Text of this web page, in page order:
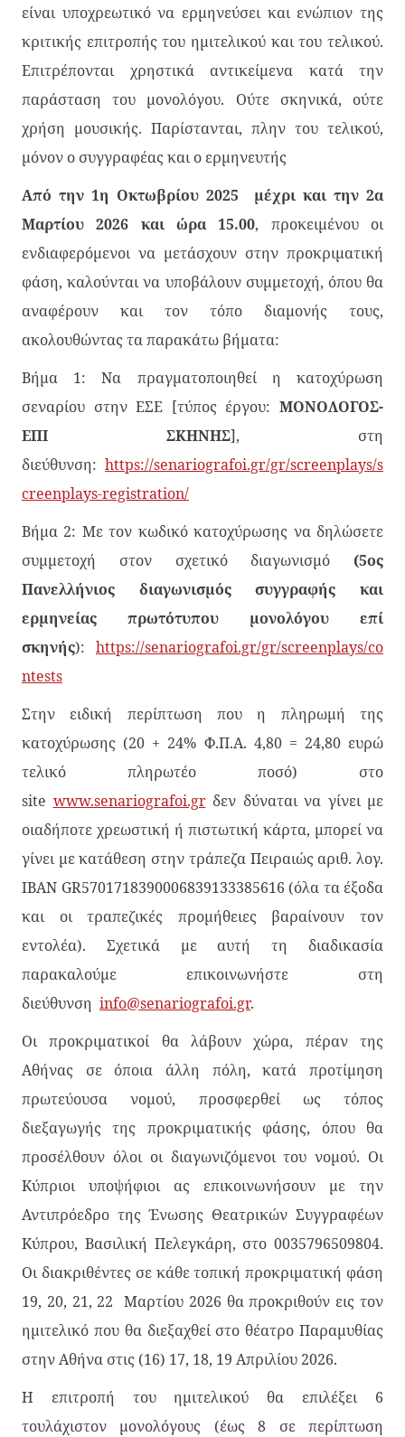
είναι υποχρεωτικό να ερμηνεύσει και ενώπιον της
κριτικής επιτροπής του ημιτελικού και του τελικού.
Επιτρέπονται χρηστικά αντικείμενα κατά την
παράσταση του μονολόγου. Ούτε σκηνικά, ούτε
χρήση μουσικής. Παρίστανται, πλην του τελικού,
μόνον ο συγγραφέας και ο ερμηνευτής
Από την 1η Οκτωβρίου 2025 μέχρι και την 2α
Μαρτίου 2026 και ώρα 15.00, προκειμένου οι
ενδιαφερόμενοι να μετάσχουν στην προκριματική
φάση, καλούνται να υποβάλουν συμμετοχή, όπου θα
αναφέρουν και τον τόπο διαμονής τους,
ακολουθώντας τα παρακάτω βήματα:
Βήμα 1: Να πραγματοποιηθεί η κατοχύρωση
σεναρίου στην ΕΣΕ [τύπος έργου: ΜΟΝΟΛΟΓΟΣ-
ΕΠΙ ΣΚΗΝΗΣ], στη
διεύθυνση: https://senariografoi.gr/gr/screenplays/s
creenplays-registration/
Βήμα 2: Με τον κωδικό κατοχύρωσης να δηλώσετε
συμμετοχή στον σχετικό διαγωνισμό (5ος
Πανελλήνιος διαγωνισμός συγγραφής και
ερμηνείας πρωτότυπου μονολόγου επί
σκηνής): https://senariografoi.gr/gr/screenplays/co
ntests
Στην ειδική περίπτωση που η πληρωμή της
κατοχύρωσης (20 + 24% Φ.Π.Α. 4,80 = 24,80 ευρώ
τελικό πληρωτέο ποσό) στο
site www.senariografoi.grδεν δύναται να γίνει με
οιαδήποτε χρεωστική ή πιστωτική κάρτα, μπορεί να
γίνει με κατάθεση στην τράπεζα Πειραιώς αριθ. λογ.
IBAN GR5701718390006839133385616 (όλα τα έξοδα
και οι τραπεζικές προμήθειες βαραίνουν τον
εντολέα). Σχετικά με αυτή τη διαδικασία
παρακαλούμε επικοινωνήστε στη
διεύθυνση info@senariografoi.gr.
Οι προκριματικοί θα λάβουν χώρα, πέραν της
Αθήνας σε όποια άλλη πόλη, κατά προτίμηση
πρωτεύουσα νομού, προσφερθεί ως τόπος
διεξαγωγής της προκριματικής φάσης, όπου θα
προσέλθουν όλοι οι διαγωνιζόμενοι του νομού. Οι
Κύπριοι υποψήφιοι ας επικοινωνήσουν με την
Αντιπρόεδρο της Ένωσης Θεατρικών Συγγραφέων
Κύπρου, Βασιλική Πελεγκάρη, στο 0035796509804.
Οι διακριθέντες σε κάθε τοπική προκριματική φάση
19, 20, 21, 22 Μαρτίου 2026 θα προκριθούν εις τον
ημιτελικό που θα διεξαχθεί στο θέατρο Παραμυθίας
στην Αθήνα στις (16) 17, 18, 19 Απριλίου 2026.
Η επιτροπή του ημιτελικού θα επιλέξει 6
τουλάχιστον μονολόγους (έως 8 σε περίπτωση